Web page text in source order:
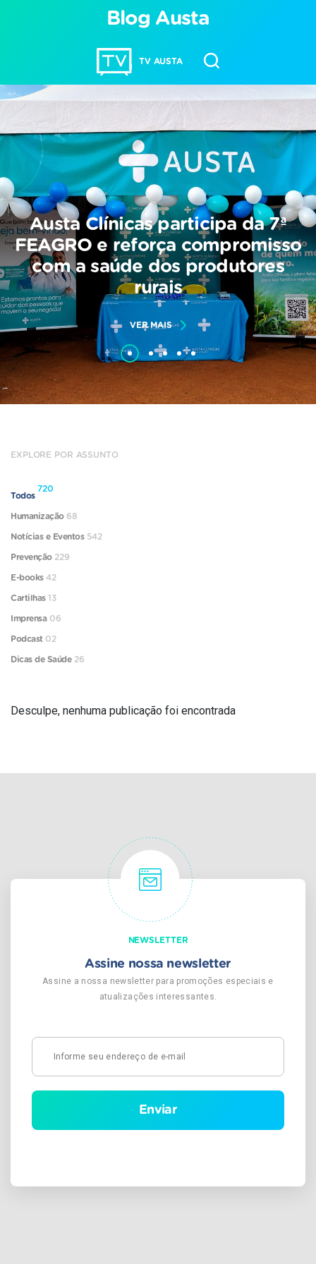
TV AUSTA
Blog Austa
Austa Clínicas participa da 7ª
FEAGRO e reforça compromisso
com a saúde dos produtores
rurais
VER MAIS
Desculpe, nenhuma publicação foi encontrada
EXPLORE POR ASSUNTO
Todos
720
Humanização 68
Notícias e Eventos 542
Prevenção 229
E-books 42
Cartilhas13
Imprensa 06
Podcast 02
Dicas de Saúde 26
NEWSLETTER
Assine nossa newsletter
Assine a nossa newsletter para promoções especiais e
atualizações interessantes.